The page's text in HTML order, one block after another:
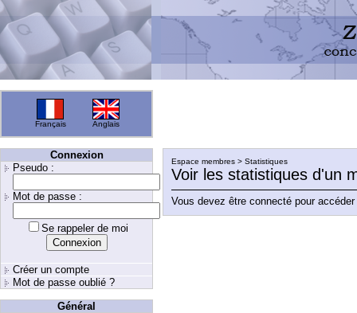
Français Anglais
Connexion
Pseudo :
Mot de passe :
Se rappeler de moi
Créer un compte
Mot de passe oublié ?
Général
Espace membres > Statistiques
Voir les statistiques d'un
Vous devez être connecté pour